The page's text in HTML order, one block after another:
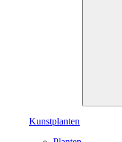
Kunstplanten